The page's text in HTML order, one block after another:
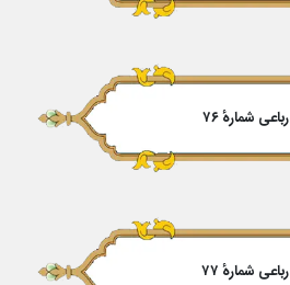
رباعی شمارهٔ ۷۶
رباعی شمارهٔ ۷۷